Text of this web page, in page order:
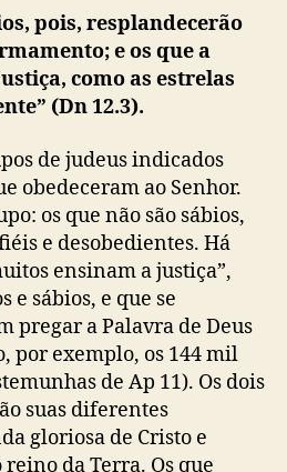
pois, resplandecerão
e os que a
como as estrelas
(Dn 12.3).
de judeus indicados
obedeceram ao Senhor.
os que não são sábios,
e desobedientes. Há
ensinam a justiça”,
e sábios, e que se
pregar a Palavra de Deus
por exemplo, os 144 mil
de Ap 11). Os dois
suas diferentes
gloriosa de Cristo e
da Terra. Os que